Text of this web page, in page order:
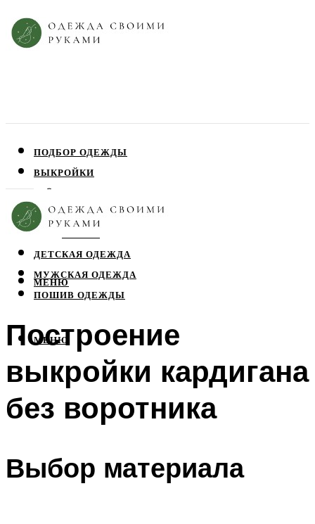
ПОДБОР ОДЕЖДЫ
ВЫКРОЙКИ
ЮБКИ
ДЕТСКАЯ ОДЕЖДА
МУЖСКАЯ ОДЕЖДА
ПОШИВ ОДЕЖДЫ
МЕНЮ
МЕНЮ
Построение
выкройки кардигана
без воротника
Выбор материала